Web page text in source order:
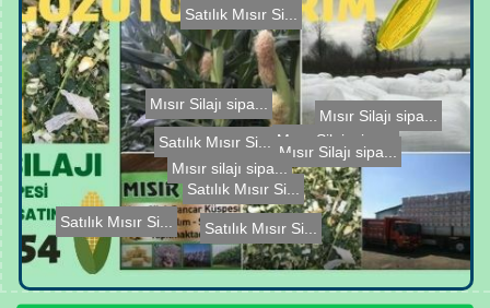
Mısır Silajı sipa...
Satılık Mısır Si...
Mısır Silajı sipa...
Satılık Mısır Si...
Satılık Mısır Si...
Mısır silajı sipa...
Satılık Mısır Si...
Mısır Silajı sipa...
Mısır Silajı sipa...
Satılık Mısır Si...